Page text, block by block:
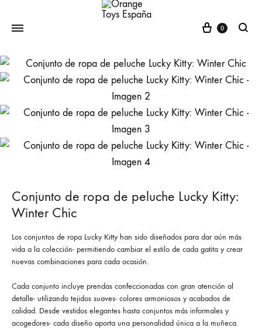
Cesta
0
buscar
Conjunto de ropa de peluche Lucky Kitty:
Winter Chic
Los conjuntos de ropa Lucky Kitty han sido diseñados para dar aún más
vida a la colección- permitiendo cambiar el estilo de cada gatita y crear
nuevas combinaciones para cada ocasión.
Cada conjunto incluye prendas confeccionadas con gran atención al
detalle- utilizando tejidos suaves- colores armoniosos y acabados de
calidad. Desde vestidos elegantes hasta conjuntos más informales y
acogedores- cada diseño aporta una personalidad única a la muñeca.